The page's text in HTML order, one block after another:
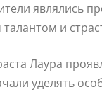
являлись
и
Лаура
уделять